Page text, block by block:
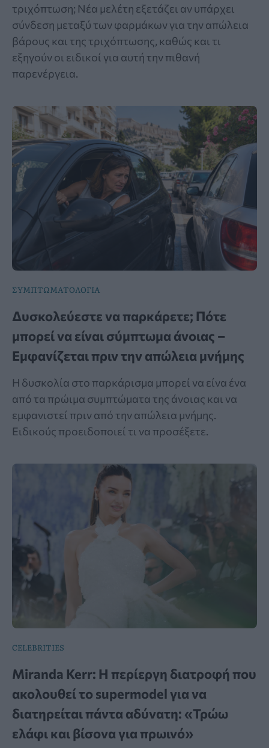
τριχόπτωση; Νέα μελέτη εξετάζει αν υπάρχει
σύνδεση μεταξύ των φαρμάκων για την απώλεια
βάρους και της τριχόπτωσης, καθώς και τι
εξηγούν οι ειδικοί για αυτή την πιθανή
παρενέργεια.
ΣΥΜΠΤΩΜΑΤΟΛΟΓΙΑ
Δυσκολεύεστε να παρκάρετε; Πότε
μπορεί να είναι σύμπτωμα άνοιας –
Εμφανίζεται πριν την απώλεια μνήμης
Η δυσκολία στο παρκάρισμα μπορεί να είνα ένα
από τα πρώιμα συμπτώματα της άνοιας και να
εμφανιστεί πριν από την απώλεια μνήμης.
Ειδικούς προειδοποιεί τι να προσέξετε.
CELEBRITIES
Miranda Kerr: Η περίεργη διατροφή που
ακολουθεί το supermodel για να
διατηρείται πάντα αδύνατη: «Τρώω
ελάφι και βίσονα για πρωινό»